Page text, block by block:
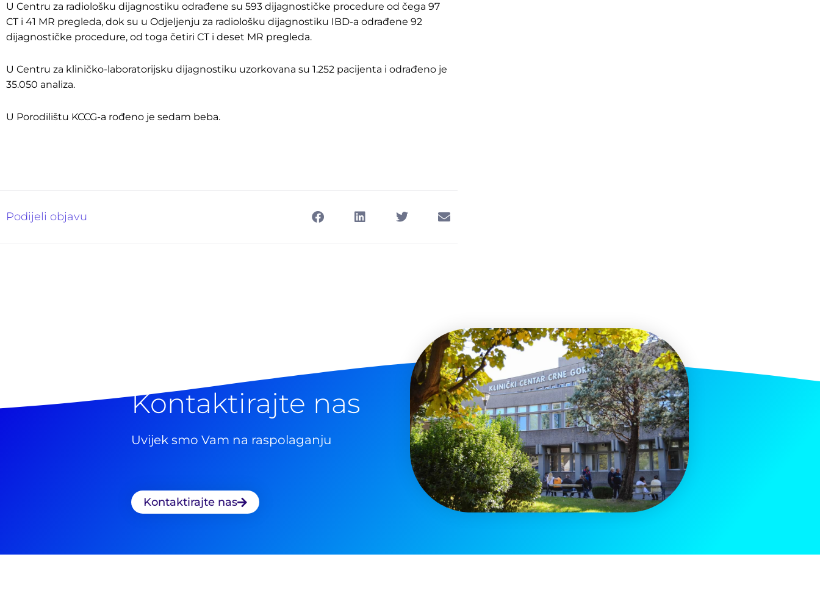
U Centru za radiološku dijagnostiku odrađene su 593 dijagnostičke procedure od čega 97
CT i 41 MR pregleda, dok su u Odjeljenju za radiološku dijagnostiku IBD-a odrađene 92
dijagnostičke procedure, od toga četiri CT i deset MR pregleda.
U Centru za kliničko-laboratorijsku dijagnostiku uzorkovana su 1.252 pacijenta i odrađeno je
35.050 analiza.
U Porodilištu KCCG-a rođeno je sedam beba.
Podijeli objavu
Kontaktirajte nas
Uvijek smo Vam na raspolaganju
Kontaktirajte nas